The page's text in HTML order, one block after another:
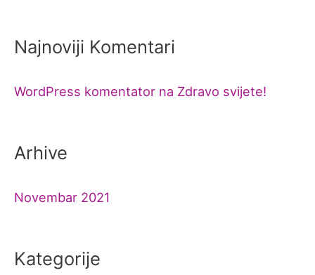
o
:
Najnoviji Komentari
WordPress komentator na Zdravo svijete!
Arhive
Novembar 2021
Kategorije